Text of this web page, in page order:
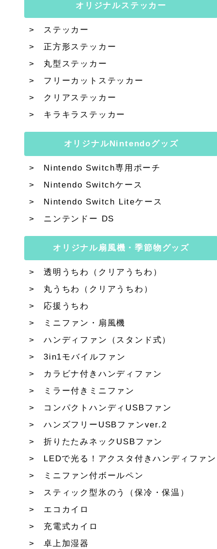
オリジナルステッカー
ステッカー
正方形ステッカー
丸型ステッカー
フリーカットステッカー
クリアステッカー
キラキラステッカー
オリジナルNintendoグッズ
Nintendo Switch専用ポーチ
Nintendo Switchケース
Nintendo Switch Liteケース
ニンテンドー DS
オリジナル扇風機・季節物グッズ
透明うちわ（クリアうちわ）
丸うちわ（クリアうちわ）
応援うちわ
ミニファン・扇風機
ハンディファン（スタンド式）
3in1モバイルファン
カラビナ付きハンディファン
ミラー付きミニファン
コンパクトハンディUSBファン
ハンズフリーUSBファンver.2
折りたたみネックUSBファン
LEDで光る！アクスタ付きハンディファン
ミニファン付ボールペン
スティック型氷のう（保冷・保温）
エコカイロ
充電式カイロ
卓上加湿器